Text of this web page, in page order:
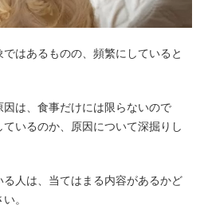
はあるものの、頻繁にしていると
は、食事だけには限らないので
いるのか、原因について深掘りし
人は、当てはまる内容があるかど
。